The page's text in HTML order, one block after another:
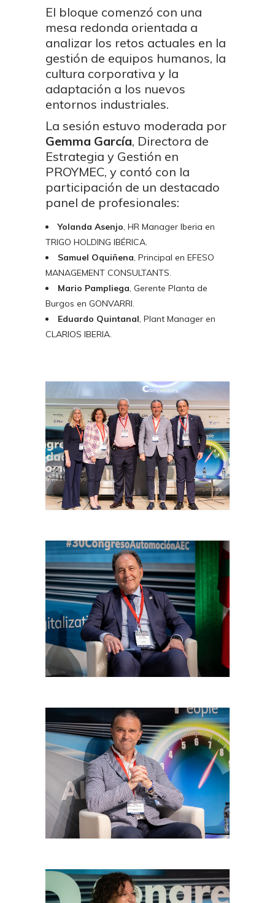
El bloque comenzó con una
mesa redonda orientada a
analizar los retos actuales en la
gestión de equipos humanos, la
cultura corporativa y la
adaptación a los nuevos
entornos industriales.
La sesión estuvo moderada por
Gemma García, Directora de
Estrategia y Gestión en
PROYMEC, y contó con la
participación de un destacado
panel de profesionales:
Yolanda Asenjo, HR Manager Iberia en
TRIGO HOLDING IBÉRICA.
Samuel Oquiñena, Principal en EFESO
MANAGEMENT CONSULTANTS.
Mario Pampliega, Gerente Planta de
Burgos en GONVARRI.
Eduardo Quintanal, Plant Manager en
CLARIOS IBERIA.